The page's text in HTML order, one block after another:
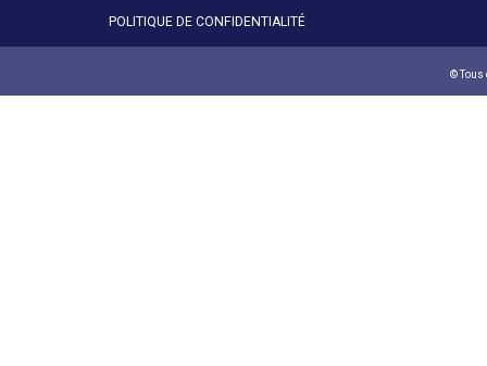
POLITIQUE DE CONFIDENTIALITÉ
© Tous